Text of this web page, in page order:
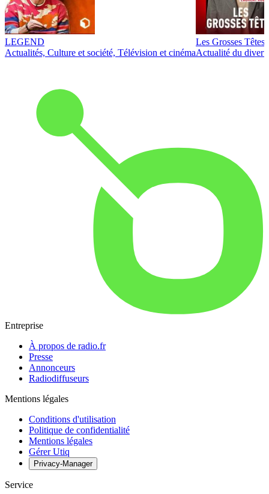
LEGEND
Actualités, Culture et société, Télévision et cinéma
Les Grosses Têtes
Actualité du
Entreprise
À propos de radio.fr
Presse
Annonceurs
Radiodiffuseurs
Mentions légales
Conditions d'utilisation
Politique de confidentialité
Mentions légales
Gérer Utiq
Privacy-Manager
Service